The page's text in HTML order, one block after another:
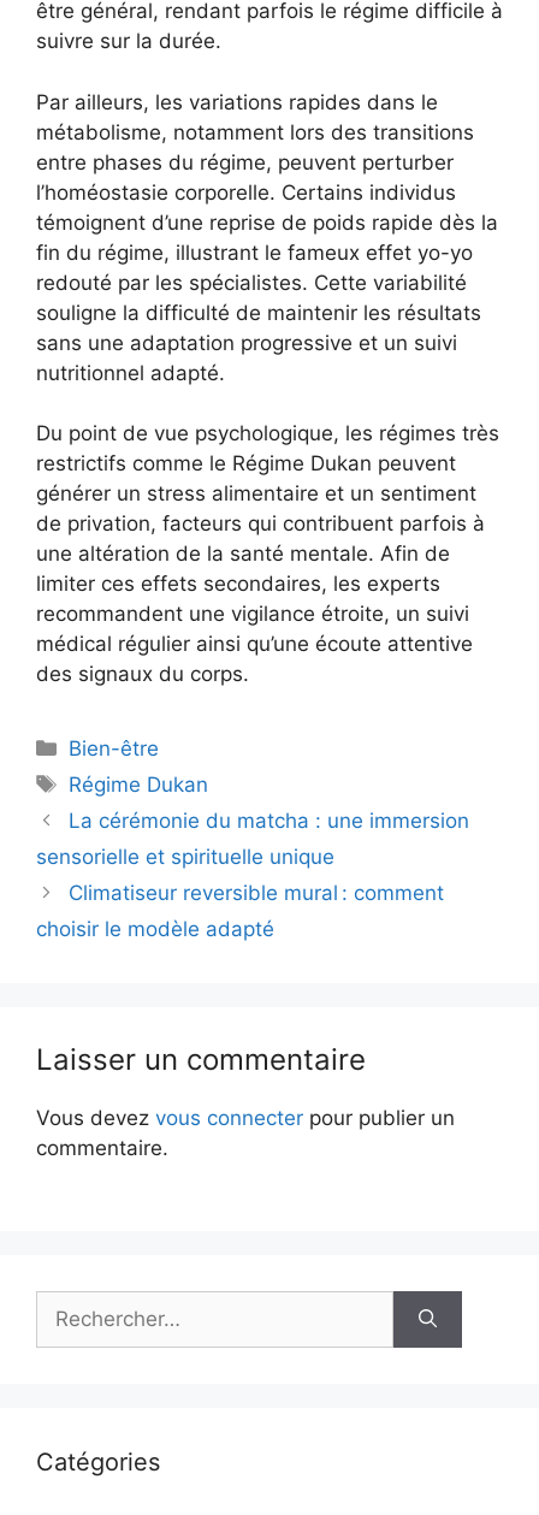
être général, rendant parfois le régime difficile à
suivre sur la durée.
Par ailleurs, les variations rapides dans le
métabolisme, notamment lors des transitions
entre phases du régime, peuvent perturber
l’homéostasie corporelle. Certains individus
témoignent d’une reprise de poids rapide dès la
fin du régime, illustrant le fameux effet yo-yo
redouté par les spécialistes. Cette variabilité
souligne la difficulté de maintenir les résultats
sans une adaptation progressive et un suivi
nutritionnel adapté.
Du point de vue psychologique, les régimes très
restrictifs comme le Régime Dukan peuvent
générer un stress alimentaire et un sentiment
de privation, facteurs qui contribuent parfois à
une altération de la santé mentale. Afin de
limiter ces effets secondaires, les experts
recommandent une vigilance étroite, un suivi
médical régulier ainsi qu’une écoute attentive
des signaux du corps.
Catégories
Bien-être
Étiquettes
Régime Dukan
La cérémonie du matcha : une immersion
sensorielle et spirituelle unique
Climatiseur reversible mural : comment
choisir le modèle adapté
Laisser un commentaire
Vous devez vous connecter pour publier un
commentaire.
Catégories